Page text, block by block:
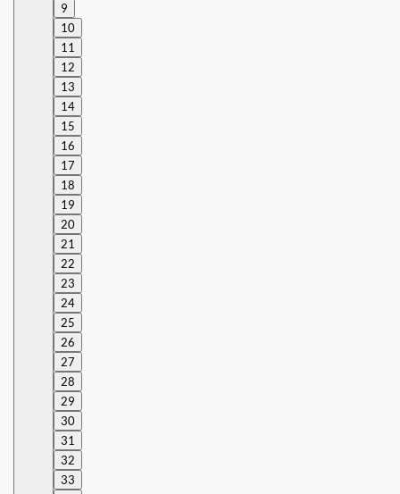
9
10
11
12
13
14
15
16
17
18
19
20
21
22
23
24
25
26
27
28
29
30
31
32
33